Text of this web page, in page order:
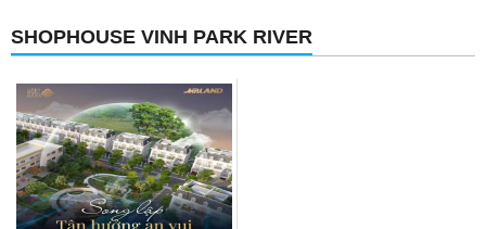
SHOPHOUSE VINH PARK RIVER